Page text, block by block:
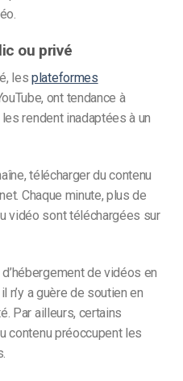
ou privé
lesplateformes
ont tendance à
rendent inadaptées à un
télécharger du contenu
Chaque minute, plus de
vidéo sont téléchargées sur
de vidéos en
n’y a guère de soutien en
Par ailleurs, certains
contenu préoccupent les